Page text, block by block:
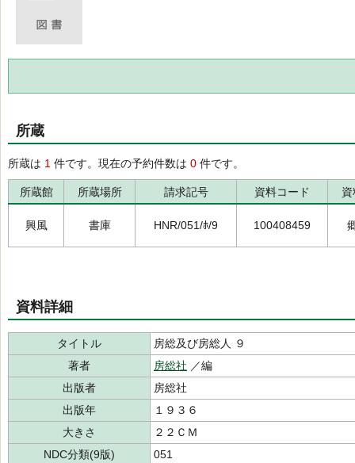
所蔵
所蔵は 1 件です。現在の予約件数は 0 件です。
所蔵館 所蔵場所 請求記号 資料コード
興風 書庫 HNR/051/ﾎ/9 100408459
資料詳細
タイトル
房総及び房総人 ９
著者
房総社 ／編
出版者
房総社
出版年
１９３６
大きさ
２２ＣＭ
NDC分類(9版)
051